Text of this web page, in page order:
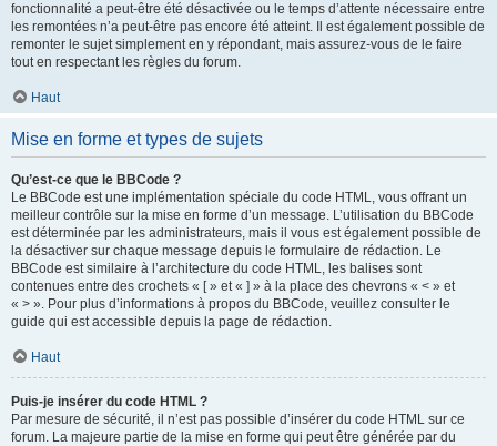
fonctionnalité a peut-être été désactivée ou le temps d’attente nécessaire entre
les remontées n’a peut-être pas encore été atteint. Il est également possible de
remonter le sujet simplement en y répondant, mais assurez-vous de le faire
tout en respectant les règles du forum.
Haut
Mise en forme et types de sujets
Qu’est-ce que le BBCode ?
Le BBCode est une implémentation spéciale du code HTML, vous offrant un
meilleur contrôle sur la mise en forme d’un message. L’utilisation du BBCode
est déterminée par les administrateurs, mais il vous est également possible de
la désactiver sur chaque message depuis le formulaire de rédaction. Le
BBCode est similaire à l’architecture du code HTML, les balises sont
contenues entre des crochets « [ » et « ] » à la place des chevrons « < » et
« > ». Pour plus d’informations à propos du BBCode, veuillez consulter le
guide qui est accessible depuis la page de rédaction.
Haut
Puis-je insérer du code HTML ?
Par mesure de sécurité, il n’est pas possible d’insérer du code HTML sur ce
forum. La majeure partie de la mise en forme qui peut être générée par du